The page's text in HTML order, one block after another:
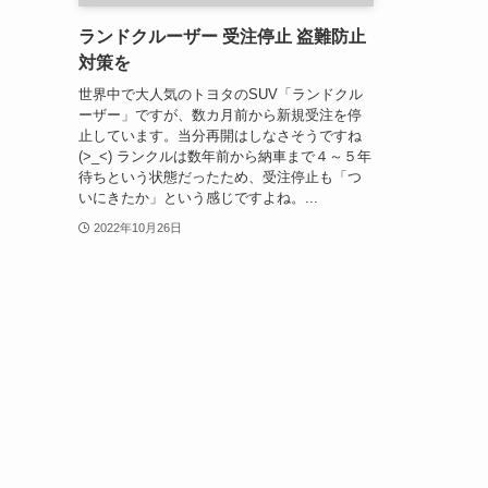
ランドクルーザー 受注停止 盗難防止
対策を
世界中で大人気のトヨタのSUV「ランドクル
ーザー」ですが、数カ月前から新規受注を停
止しています。当分再開はしなさそうですね
(>_<) ランクルは数年前から納車まで４～５年
待ちという状態だったため、受注停止も「つ
いにきたか」という感じですよね。...
2022年10月26日